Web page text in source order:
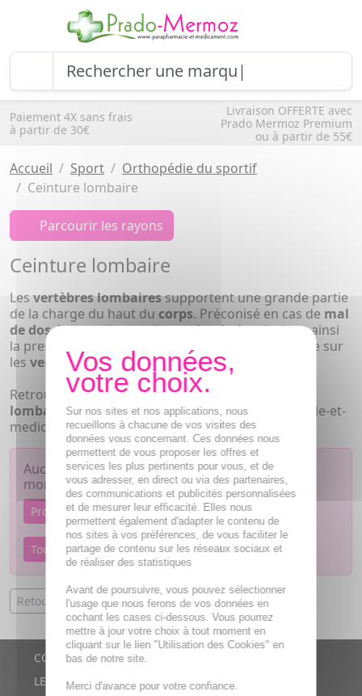
Paiement 4X sans frais
à partir de 30€
Livraison OFFERTE avec
Prado Mermoz Premium
ou à partir de 55€
Accueil Sport
Orthopédie du sportif
Ceinture lombaire
Parcourir les rayons
Ceinture lombaire
Les vertèbres lombairessupportent une grande partie
de la charge du haut du corps. Préconisé en cas de mal
de dos, le port d'uneceinture lombairediminue ainsi
la pression sur les
et la contrainte exercée sur
les vertèbres.
Retrouvez les produits de la catégorie "
lombaire"pas chers, en promosur parapharmacie-et-
medicament.com
Aucun article dansCeinture lombairepour le
moment
Promotions Sport Nouveautés Sport
Tous les articles Sport
Retour à la page d'accueil
CONTACTS
LE BLOG
Sur nos sites et nos applications, nous
recueillons à chacune de vos visites des
données vous concernant. Ces données nous
permettent de vous proposer les offres et
services les plus pertinents pour vous, et de
vous adresser, en direct ou via des partenaires,
des communications et publicités personnalisées
et de mesurer leur efficacité. Elles nous
permettent également d'adapter le contenu de
nos sites à vos préférences, de vous faciliter le
partage de contenu sur les réseaux sociaux et
de réaliser des statistiques
Avant de poursuivre, vous pouvez sélectionner
l'usage que nous ferons de vos données en
cochant les cases ci-dessous. Vous pourrez
mettre à jour votre choix à tout moment en
cliquant sur le lien "Utilisation des Cookies" en
bas de notre site.
Merci d'avance pour votre confiance.